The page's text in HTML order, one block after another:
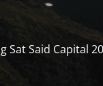
Sat Said Capital